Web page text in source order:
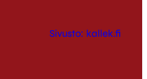
Sivusto: kallek.fi